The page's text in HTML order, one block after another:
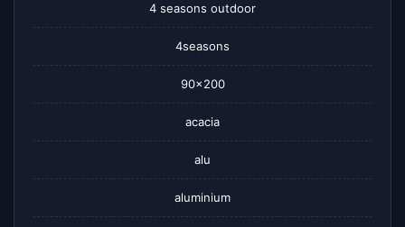
4 seasons outdoor
4seasons
90×200
acacia
alu
aluminium